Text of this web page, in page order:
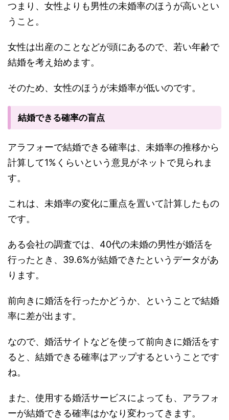
つまり、女性よりも男性の未婚率のほうが高いとい
うこと。
女性は出産のことなどが頭にあるので、若い年齢で
結婚を考え始めます。
そのため、女性のほうが未婚率が低いのです。
結婚できる確率の盲点
アラフォーで結婚できる確率は、未婚率の推移から
計算して1%くらいという意見がネットで見られま
す。
これは、未婚率の変化に重点を置いて計算したもの
です。
ある会社の調査では、40代の未婚の男性が婚活を
行ったとき、39.6%が結婚できたというデータがあ
ります。
前向きに婚活を行ったかどうか、ということで結婚
率に差が出ます。
なので、婚活サイトなどを使って前向きに婚活をす
ると、結婚できる確率はアップするということです
ね。
また、使用する婚活サービスによっても、アラフォ
ーが結婚できる確率はかなり変わってきます。